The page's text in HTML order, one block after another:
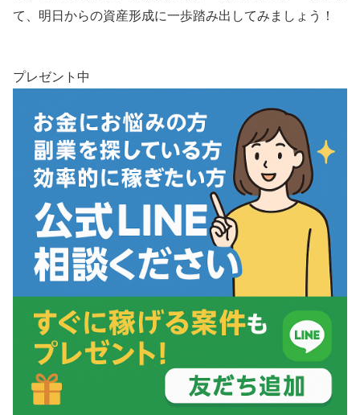
て、明日からの資産形成に一歩踏み出してみましょう！
プレゼント中